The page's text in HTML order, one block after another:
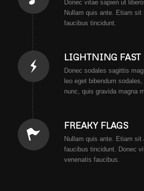
Donec vitae sapien ut
Nullam quis ante. Etiam sit
faucibus tincidunt.
LIGHTNING FAST
Donec sodales sagittis
leo eget bibendum
nunc, quis gravida magna
FREAKY FLAGS
Nullam quis ante. Etiam sit
faucibus tincidunt. Donec
venenatis faucibus.